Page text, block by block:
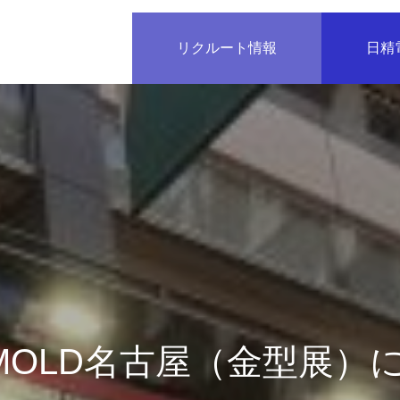
リクルート情報 日精
名古屋（金型展）